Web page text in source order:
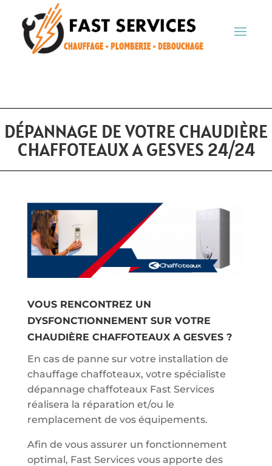
DÉPANNAGE DE VOTRE CHAUDIÈRE
CHAFFOTEAUX A GESVES 24/24
VOUS RENCONTREZ UN
DYSFONCTIONNEMENT SUR VOTRE
CHAUDIÈRE CHAFFOTEAUX A GESVES ?
En cas de panne sur votre installation de
chauffage chaffoteaux, votre spécialiste
dépannage chaffoteaux Fast Services
réalisera la réparation et/ou le
remplacement de vos équipements.
Afin de vous assurer un fonctionnement
optimal, Fast Services vous apporte des